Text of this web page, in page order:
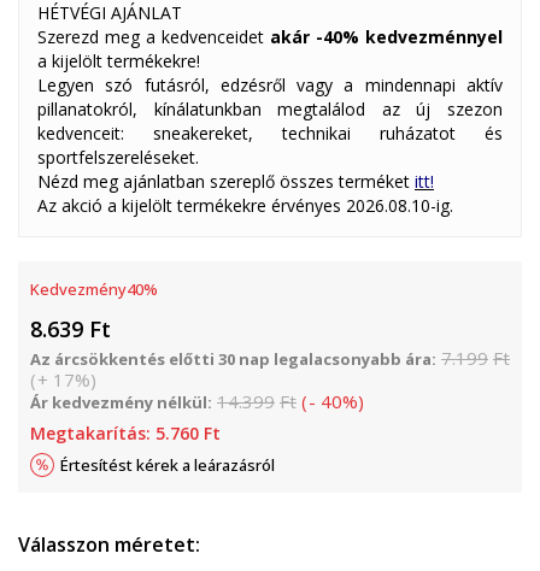
HÉTVÉGI AJÁNLAT
Szerezd meg a kedvenceidet akár -40% kedvezménnyel
a kijelölt termékekre!
Legyen szó futásról, edzésről vagy a mindennapi aktív
pillanatokról, kínálatunkban megtalálod az új szezon
kedvenceit: sneakereket, technikai ruházatot és
sportfelszereléseket.
Nézd meg ajánlatban szereplő összes terméket itt!
Az akció a kijelölt termékekre érvényes 2026.08.10-ig.
Kedvezmény40%
8.639 Ft
Az árcsökkentés előtti 30 nap legalacsonyabb ára: 7.199 Ft
(+ 17%)
Ár kedvezmény nélkül: 14.399 Ft (- 40%)
Megtakarítás: 5.760 Ft
Értesítést kérek a leárazásról
Válasszon méretet: